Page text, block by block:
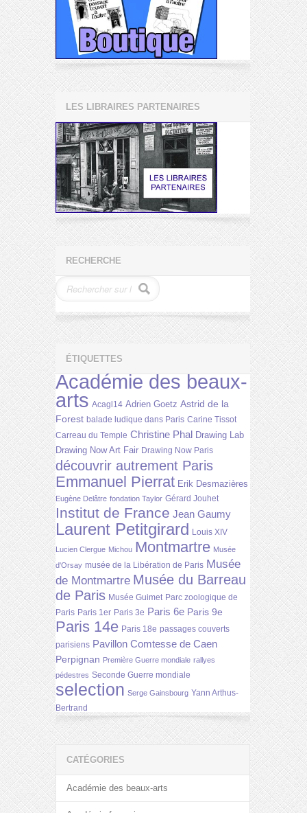
LES LIBRAIRES PARTENAIRES
RECHERCHE
ÉTIQUETTES
Académie des beaux-
arts Acagl14 Adrien Goetz Astrid de la
Forest balade ludique dans Paris Carine Tissot
Carreau du Temple Christine Phal Drawing Lab
Drawing Now Art Fair Drawing Now Paris
découvrir autrement Paris
Emmanuel Pierrat Erik Desmazières
Eugène Delâtre fondation Taylor Gérard Jouhet
Institut de France Jean Gaumy
Laurent Petitgirard Louis XIV
Lucien Clergue Michou Montmartre Musée
d'Orsay musée de la Libération de Paris Musée
de Montmartre Musée du Barreau
de Paris Musée Guimet Parc zoologique de
Paris Paris 1er Paris 3e Paris 6e Paris 9e
Paris 14e Paris 18e passages couverts
parisiens Pavillon Comtesse de Caen
Perpignan Première Guerre mondiale rallyes
pédestres Seconde Guerre mondiale
selection Serge Gainsbourg Yann Arthus-
Bertrand
CATÉGORIES
Académie des beaux-arts